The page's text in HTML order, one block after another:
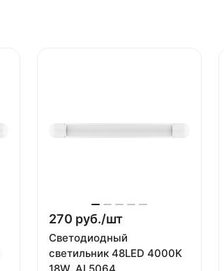
270 руб./шт
Светодиодный
светильник 48LED 4000K